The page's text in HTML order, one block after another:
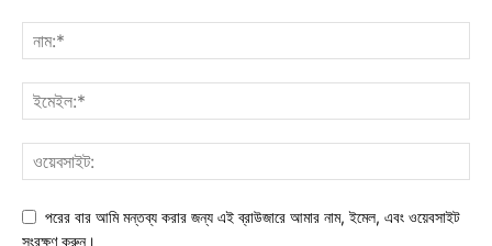
পরের বার আমি মন্তব্য করার জন্য এই ব্রাউজারে আমার নাম, ইমেল, এবং ওয়েবসাইট
সংরক্ষণ করুন।